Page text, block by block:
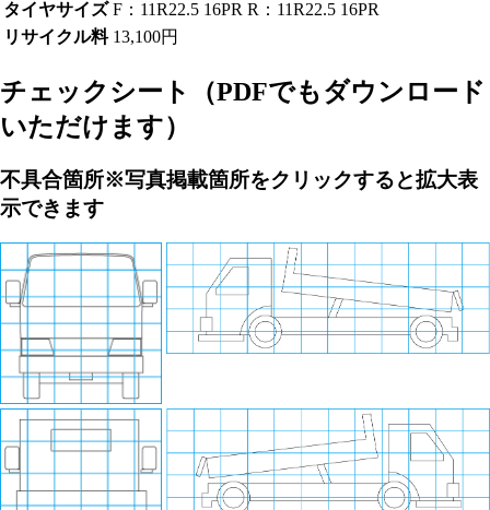
タイヤサイズ F：11R22.5 16PR R：11R22.5 16PR
リサイクル料 13,100円
チェックシート
（PDFでもダウンロード
いただけます）
不具合箇所※写真掲載箇所をクリックすると拡大表
示できます